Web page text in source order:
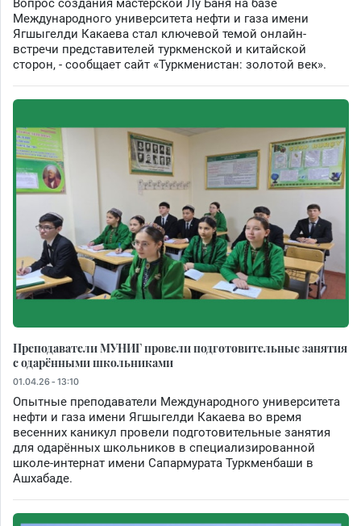
Вопрос создания мастерской Лу Баня на базе
Международного университета нефти и газа имени
Ягшыгелди Какаева стал ключевой темой онлайн-
встречи представителей туркменской и китайской
сторон, - сообщает сайт «Туркменистан: золотой век».
Преподаватели МУНИГ провели подготовительные занятия
с одарёнными школьниками
01.04.26 - 13:10
Опытные преподаватели Международного университета
нефти и газа имени Ягшыгелди Какaева во время
весенних каникул провели подготовительные занятия
для одарённых школьников в специализированной
школе-интернат имени Сапармурата Туркменбаши в
Ашхабаде.